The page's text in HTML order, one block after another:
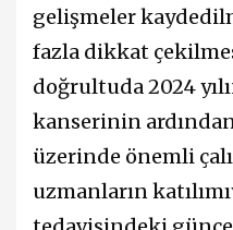
gelişmeler
fazla dikkat
doğrultuda 2024
kanserinin
üzerinde önemli
uzmanların